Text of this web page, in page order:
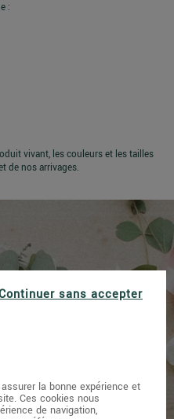
:
vivant, les couleurs et les tailles
de nos arrivages.
sans accepter
la bonne expérience et
Ces cookies nous
de navigation,